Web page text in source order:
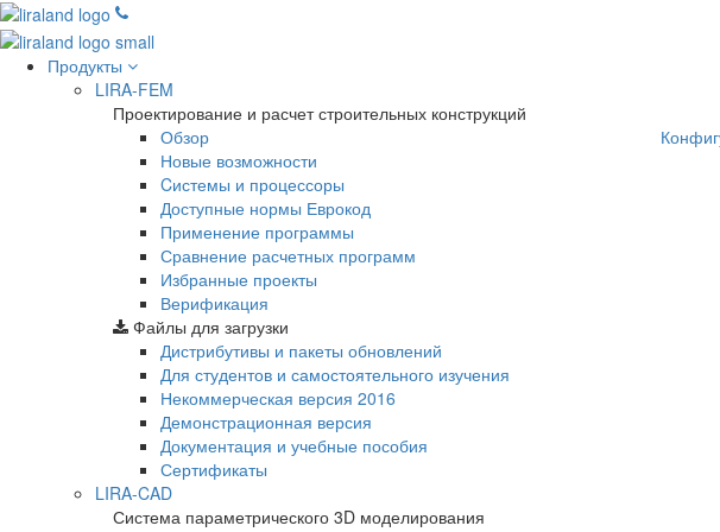
Продукты
LIRA-FEM
Проектирование и расчет строительных конструкций
Обзор
Новые возможности
Cистемы и процессоры
Доступные нормы Еврокод
Применение программы
Сравнение расчетных программ
Избранные проекты
Верификация
Файлы для загрузки
Дистрибутивы и пакеты обновлений
Для студентов и самостоятельного изучения
Некоммерческая версия 2016
Демонстрационная версия
Документация и учебные пособия
Сертификаты
LIRA-CAD
Система параметрического 3D моделирования